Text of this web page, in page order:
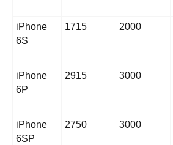
iPhone
6S
1715 2000
iPhone
6P
2915 3000
iPhone
6SP
2750 3000